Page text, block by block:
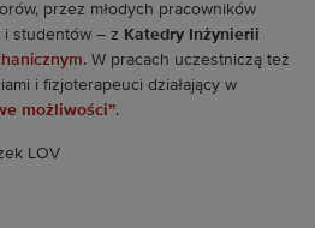
przez młodych pracowników
i studentów – z Katedry Inżynierii
. W pracach uczestniczą też
i fizjoterapeuci działający w
możliwości”.